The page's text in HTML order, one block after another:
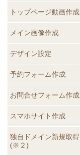
トップページ動画作成
メイン画像作成
デザイン設定
予約フォーム作成
お問合せフォーム作成
スマホサイト作成
独自ドメイン新規取得
(※２)